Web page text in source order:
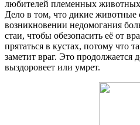
любителей племенных
Дело в том, что дикие животные
возникновении недомогания
стаи, чтобы обезопасить её от
прятаться в кустах, потому что
заметит враг. Это продолжается
выздоровеет или умрет.